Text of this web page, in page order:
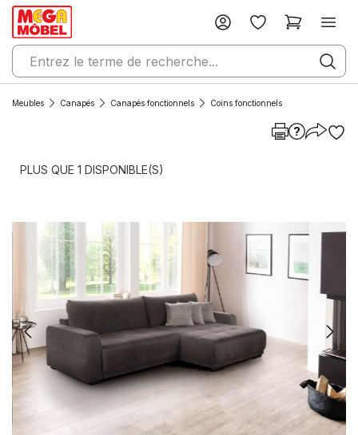
Meubles Canapés Canapés fonctionnels Coins fonctionnels
PLUS QUE 1 DISPONIBLE(S)